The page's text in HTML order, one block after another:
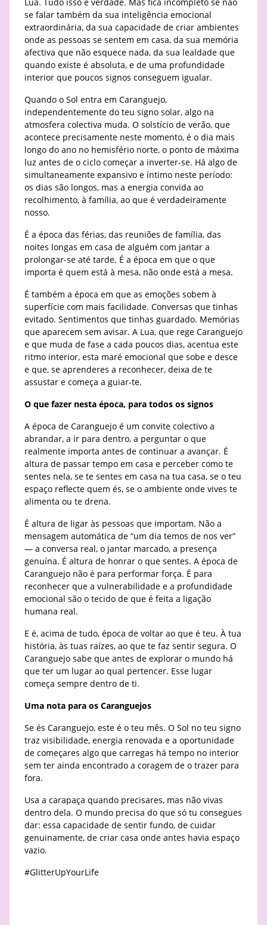
Lua. Tudo isso é verdade. Mas fica incompleto se não
se falar também da sua inteligência emocional
extraordinária, da sua capacidade de criar ambientes
onde as pessoas se sentem em casa, da sua memória
afectiva que não esquece nada, da sua lealdade que
quando existe é absoluta, e de uma profundidade
interior que poucos signos conseguem igualar.
Quando o Sol entra em Caranguejo,
independentemente do teu signo solar, algo na
atmosfera colectiva muda. O solstício de verão, que
acontece precisamente neste momento, é o dia mais
longo do ano no hemisfério norte, o ponto de máxima
luz antes de o ciclo começar a inverter-se. Há algo de
simultaneamente expansivo e íntimo neste período:
os dias são longos, mas a energia convida ao
recolhimento, à família, ao que é verdadeiramente
nosso.
É a época das férias, das reuniões de família, das
noites longas em casa de alguém com jantar a
prolongar-se até tarde. É a época em que o que
importa é quem está à mesa, não onde está a mesa.
É também a época em que as emoções sobem à
superfície com mais facilidade. Conversas que tinhas
evitado. Sentimentos que tinhas guardado. Memórias
que aparecem sem avisar. A Lua, que rege Caranguejo
e que muda de fase a cada poucos dias, acentua este
ritmo interior, esta maré emocional que sobe e desce
e que, se aprenderes a reconhecer, deixa de te
assustar e começa a guiar-te.
O que fazer nesta época, para todos os signos
A época de Caranguejo é um convite colectivo a
abrandar, a ir para dentro, a perguntar o que
realmente importa antes de continuar a avançar. É
altura de passar tempo em casa e perceber como te
sentes nela, se te sentes em casa na tua casa, se o teu
espaço reflecte quem és, se o ambiente onde vives te
alimenta ou te drena.
É altura de ligar às pessoas que importam. Não a
mensagem automática de “um dia temos de nos ver”
— a conversa real, o jantar marcado, a presença
genuína. É altura de honrar o que sentes. A época de
Caranguejo não é para performar força. É para
reconhecer que a vulnerabilidade e a profundidade
emocional são o tecido de que é feita a ligação
humana real.
E é, acima de tudo, época de voltar ao que é teu. À tua
história, às tuas raízes, ao que te faz sentir segura. O
Caranguejo sabe que antes de explorar o mundo há
que ter um lugar ao qual pertencer. Esse lugar
começa sempre dentro de ti.
Uma nota para os Caranguejos
Se és Caranguejo, este é o teu mês. O Sol no teu signo
traz visibilidade, energia renovada e a oportunidade
de começares algo que carregas há tempo no interior
sem ter ainda encontrado a coragem de o trazer para
fora.
Usa a carapaça quando precisares, mas não vivas
dentro dela. O mundo precisa do que só tu consegues
dar: essa capacidade de sentir fundo, de cuidar
genuinamente, de criar casa onde antes havia espaço
vazio.
#GlitterUpYourLife